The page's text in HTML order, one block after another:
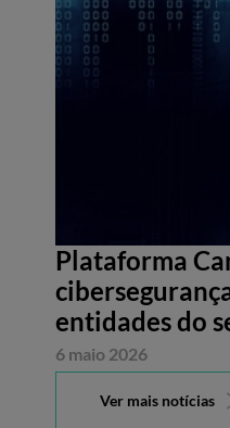
Plataforma
entidades do
6 maio 2026
Ver mais notícias